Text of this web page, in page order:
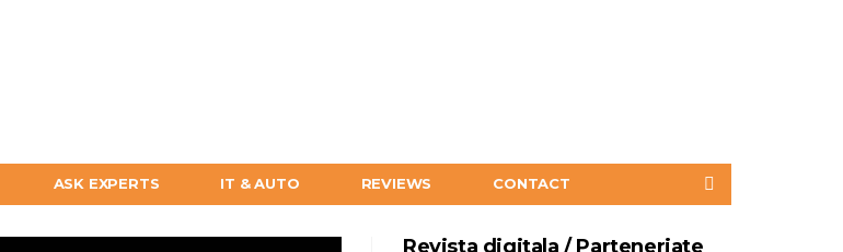
ASK EXPERTS IT & AUTO REVIEWS CONTACT
Revista digitala / Parteneriate